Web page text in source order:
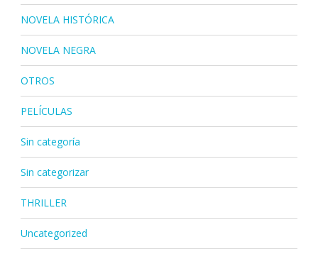
NOVELA HISTÓRICA
NOVELA NEGRA
OTROS
PELÍCULAS
Sin categoría
Sin categorizar
THRILLER
Uncategorized